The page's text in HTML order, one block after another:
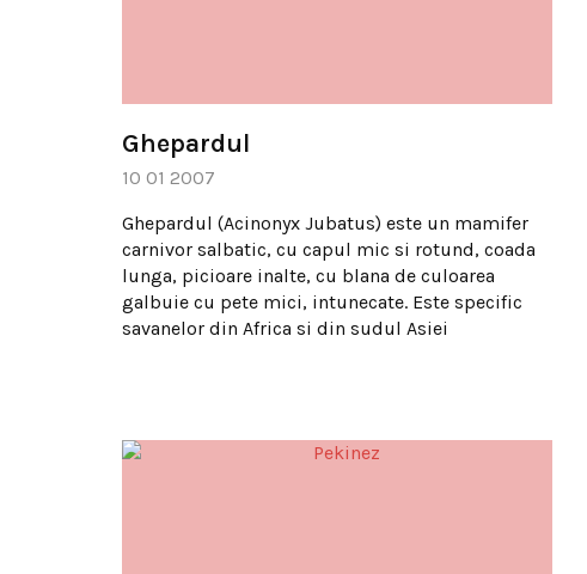
Ghepardul
10 01 2007
Ghepardul (Acinonyx Jubatus) este un mamifer
carnivor salbatic, cu capul mic si rotund, coada
lunga, picioare inalte, cu blana de culoarea
galbuie cu pete mici, intunecate. Este specific
savanelor din Africa si din sudul Asiei